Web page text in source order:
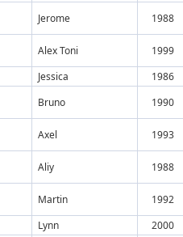
Jerome 1988
Alex Toni 1999
Jessica 1986
Bruno 1990
Axel 1993
Aliy 1988
Martin 1992
Lynn 2000